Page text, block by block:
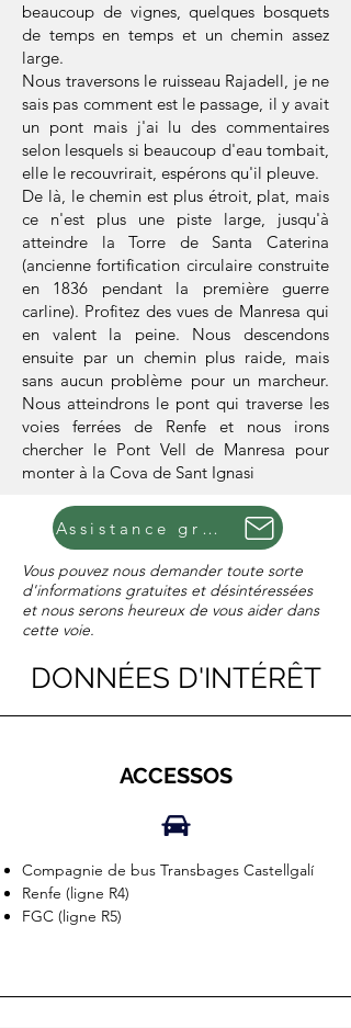
beaucoup de vignes, quelques bosquets
de temps en temps et un chemin assez
large.
Nous traversons le ruisseau Rajadell, je ne
sais pas comment est le passage, il y avait
un pont mais j'ai lu des commentaires
selon lesquels si beaucoup d'eau tombait,
elle le recouvrirait, espérons qu'il pleuve.
De là, le chemin est plus étroit, plat, mais
ce n'est plus une piste large, jusqu'à
atteindre la Torre de Santa Caterina
(ancienne fortification circulaire construite
en 1836 pendant la première guerre
carline). Profitez des vues de Manresa qui
en valent la peine. Nous descendons
ensuite par un chemin plus raide, mais
sans aucun problème pour un marcheur.
Nous atteindrons le pont qui traverse les
voies ferrées de Renfe et nous irons
chercher le Pont Vell de Manresa pour
monter à la Cova de Sant Ignasi
Assistance gratuite
Vous pouvez nous demander toute sorte
d'informations gratuites et désintéressées
et nous serons heureux de vous aider dans
cette voie.
DONNÉES D'INTÉRÊT
ACCESSOS
Compagnie de bus Transbages Castellgalí
Renfe (ligne R4)
FGC (ligne R5)